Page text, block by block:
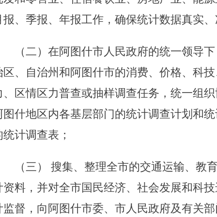
管理乡以上统计信息自动化系统和统计数据库体系，组织
计体制改革，组织全市统计科学研究、统计业务技术教
高统计工作水平。
计局统一管理阿图什地区内的城市物价调查点,共同组织完
经济和企业调查及各项普查任务,组织协助上级统计局进行
考试的工作。